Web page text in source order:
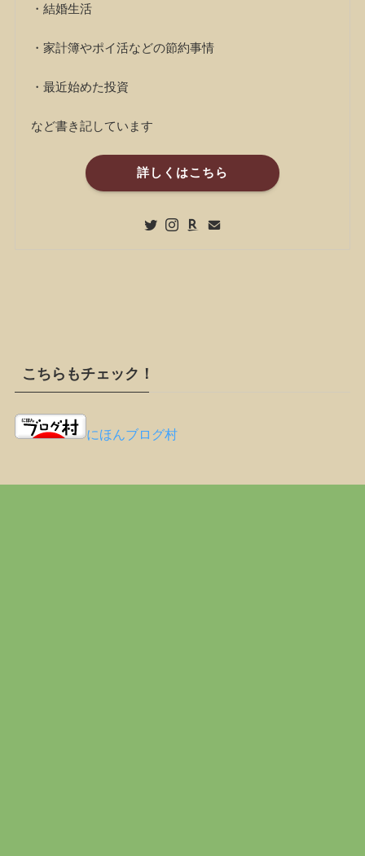
・結婚生活
・家計簿やポイ活などの節約事情
・最近始めた投資
など書き記しています
詳しくはこちら
こちらもチェック！
にほんブログ村